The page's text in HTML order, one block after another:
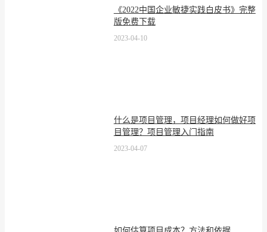
《2022中国企业敏捷实践白皮书》完整
版免费下载
2023-04-10
什么是项目管理，项目经理如何做好项
目管理？项目管理入门指南
2023-04-07